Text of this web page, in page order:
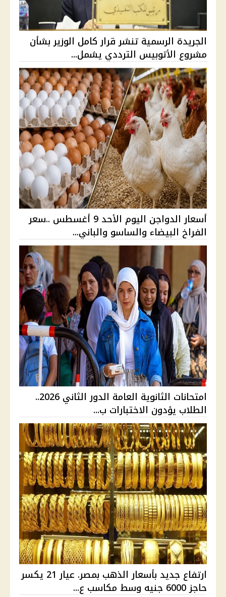
الجريدة الرسمية تنشر قرار كامل الوزير بشأن
مشروع الأتوبيس الترددي يشمل...
أسعار الدواجن اليوم الأحد 9 أغسطس ..سعر
الفراخ البيضاء والساسو والباني...
امتحانات الثانوية العامة الدور الثاني 2026..
الطلاب يؤدون الاختبارات ب...
ارتفاع جديد بأسعار الذهب بمصر. عيار 21 يكسر
حاجز 6000 جنيه وسط مكاسب ع...